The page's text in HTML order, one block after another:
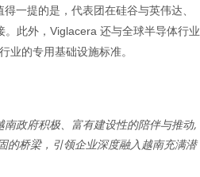
一提的是，代表团在硅谷与英伟达、
此外，Viglacera 还与全球半导体行业
业的专用基础设施标准。
政府积极、富有建设性的陪伴与推动,
的桥梁，引领企业深度融入越南充满潜